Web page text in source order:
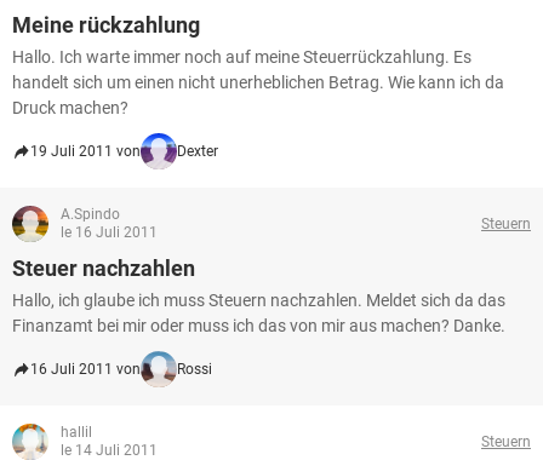
Meine rückzahlung
Hallo. Ich warte immer noch auf meine Steuerrückzahlung. Es
handelt sich um einen nicht unerheblichen Betrag. Wie kann ich da
Druck machen?
19 Juli 2011 von Dexter
A.Spindo
le 16 Juli 2011
Steuern
Steuer nachzahlen
Hallo, ich glaube ich muss Steuern nachzahlen. Meldet sich da das
Finanzamt bei mir oder muss ich das von mir aus machen? Danke.
16 Juli 2011 von Rossi
hallil
le 14 Juli 2011
Steuern